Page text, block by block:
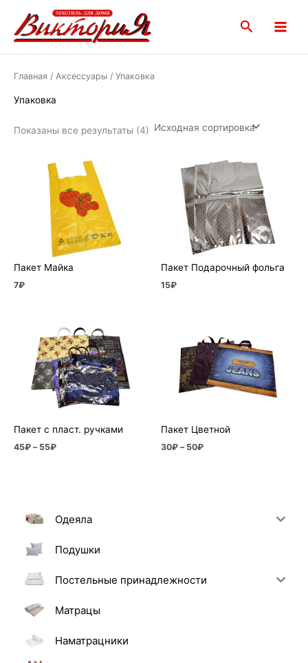
содержимому
Поиск
Menu
Одеяла
Подушки
Постельные принадлежности
Матрацы
Наматрацники
Главная / Аксессуары / Упаковка
Упаковка
Показаны все результаты (4)
Пакет Майка
7₽
Пакет Подарочный фольга
15₽
Пакет с пласт. ручками
45₽ – 55₽
цен:
45₽
–
55₽
Пакет Цветной
30₽ – 50₽
цен:
30₽
–
50₽